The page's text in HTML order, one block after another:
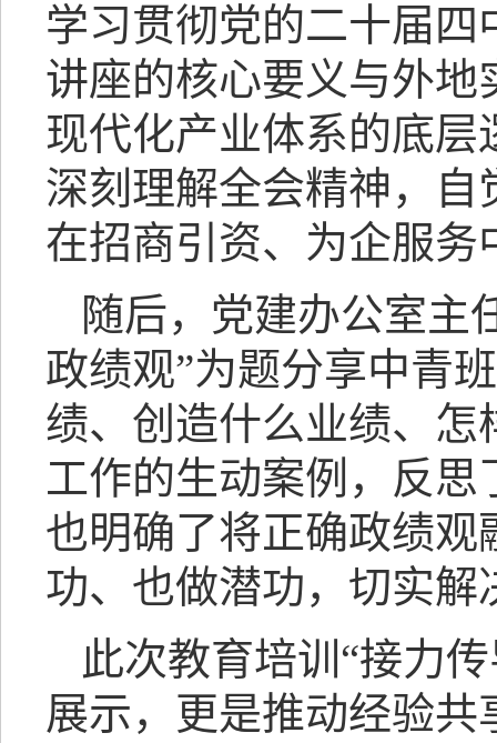
学习贯彻党的二十届
讲座的核心要义与外
现代化产业体系的底
深刻理解全会精神，
在招商引资、为企服务
随后，党建办公室主
政绩观”为题分享中青
绩、创造什么业绩、怎
工作的生动案例，反
也明确了将正确政绩
功、也做潜功，切实
此次教育培训“接力
展示，更是推动经验